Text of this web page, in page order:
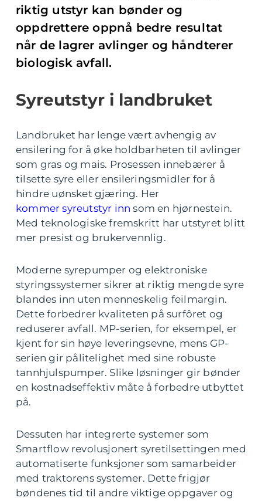
riktig utstyr kan bønder og
oppdrettere oppnå bedre resultat
når de lagrer avlinger og håndterer
biologisk avfall.
Syreutstyr i landbruket
Landbruket har lenge vært avhengig av
ensilering for å øke holdbarheten til avlinger
som gras og mais. Prosessen innebærer å
tilsette syre eller ensileringsmidler for å
hindre uønsket gjæring. Her
kommer syreutstyr inn som en hjørnestein.
Med teknologiske fremskritt har utstyret blitt
mer presist og brukervennlig.
Moderne syrepumper og elektroniske
styringssystemer sikrer at riktig mengde syre
blandes inn uten menneskelig feilmargin.
Dette forbedrer kvaliteten på surfôret og
reduserer avfall. MP-serien, for eksempel, er
kjent for sin høye leveringsevne, mens GP-
serien gir pålitelighet med sine robuste
tannhjulspumper. Slike løsninger gir bønder
en kostnadseffektiv måte å forbedre utbyttet
på.
Dessuten har integrerte systemer som
Smartflow revolusjonert syretilsettingen med
automatiserte funksjoner som samarbeider
med traktorens systemer. Dette frigjør
bøndenes tid til andre viktige oppgaver og